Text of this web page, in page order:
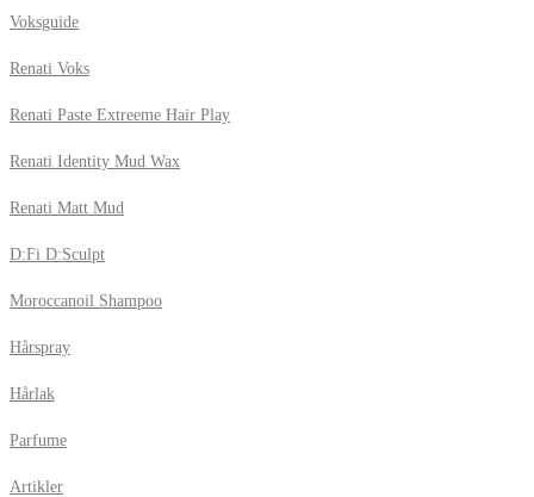
Voksguide
Renati Voks
Renati Paste Extreeme Hair Play
Renati Identity Mud Wax
Renati Matt Mud
D:Fi D:Sculpt
Moroccanoil Shampoo
Hårspray
Hårlak
Parfume
Artikler